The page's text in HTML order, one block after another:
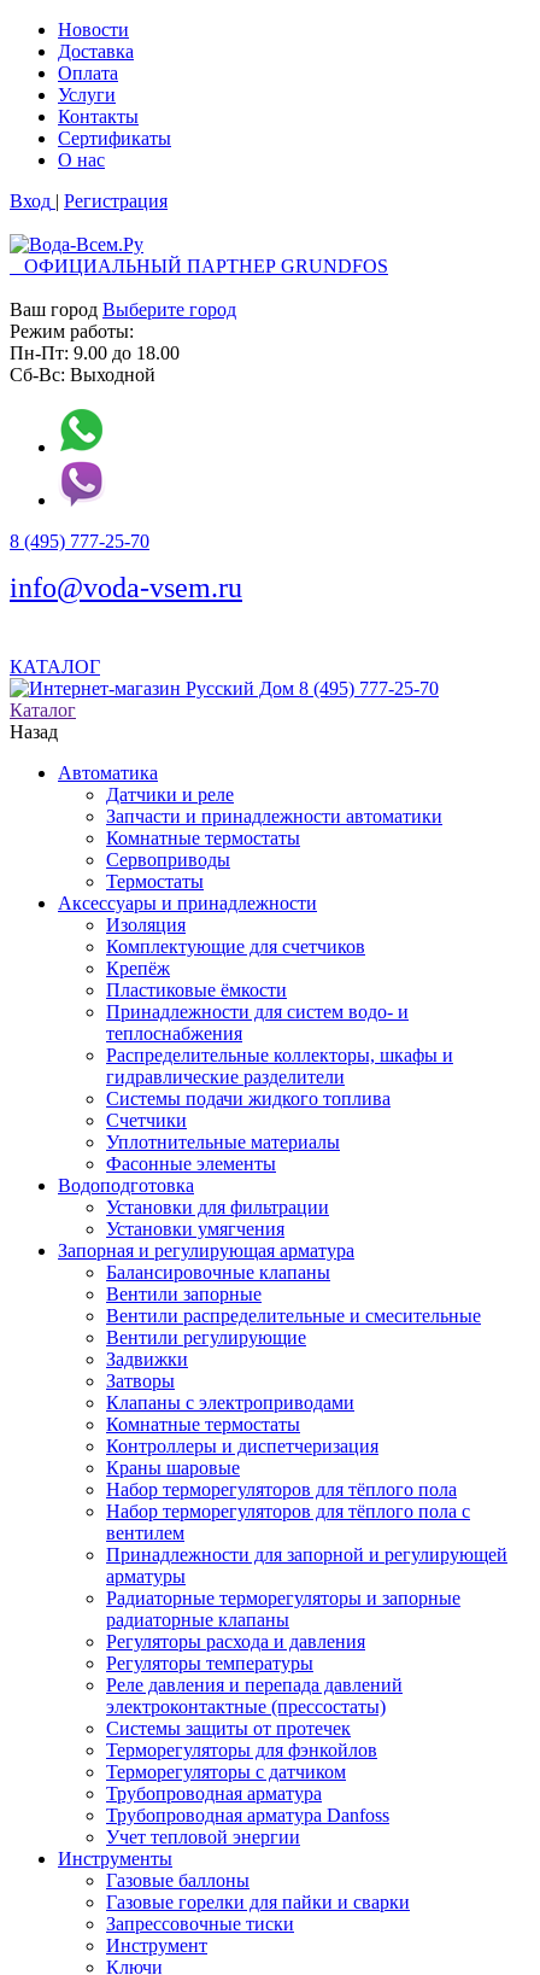
Новости
Доставка
Оплата
Услуги
Контакты
Cертификаты
О нас
Вход | Регистрация
ОФИЦИАЛЬНЫЙ ПАРТНЕР GRUNDFOS
Ваш город Выберите город
Режим работы:
Пн-Пт: 9.00 до 18.00
Сб-Вс: Выходной
8 (495) 777-25-70
info@voda-vsem.ru
КАТАЛОГ
8 (495) 777-25-70
Каталог
Назад
Автоматика
Датчики и реле
Запчасти и принадлежности автоматики
Комнатные термостаты
Сервоприводы
Термостаты
Аксессуары и принадлежности
Изоляция
Комплектующие для счетчиков
Крепёж
Пластиковые ёмкости
Принадлежности для систем водо- и
теплоснабжения
Распределительные коллекторы, шкафы и
гидравлические разделители
Системы подачи жидкого топлива
Счетчики
Уплотнительные материалы
Фасонные элементы
Водоподготовка
Установки для фильтрации
Установки умягчения
Запорная и регулирующая арматура
Балансировочные клапаны
Вентили запорные
Вентили распределительные и смесительные
Вентили регулирующие
Задвижки
Затворы
Клапаны с электроприводами
Комнатные термостаты
Контроллеры и диспетчеризация
Краны шаровые
Набор терморегуляторов для тёплого пола
Набор терморегуляторов для тёплого пола с
вентилем
Принадлежности для запорной и регулирующей
арматуры
Радиаторные терморегуляторы и запорные
радиаторные клапаны
Регуляторы расхода и давления
Регуляторы температуры
Реле давления и перепада давлений
электроконтактные (прессостаты)
Системы защиты от протечек
Терморегуляторы для фэнкойлов
Терморегуляторы с датчиком
Трубопроводная арматура
Трубопроводная арматура Danfoss
Учет тепловой энергии
Инструменты
Газовые баллоны
Газовые горелки для пайки и сварки
Запрессовочные тиски
Инструмент
Ключи